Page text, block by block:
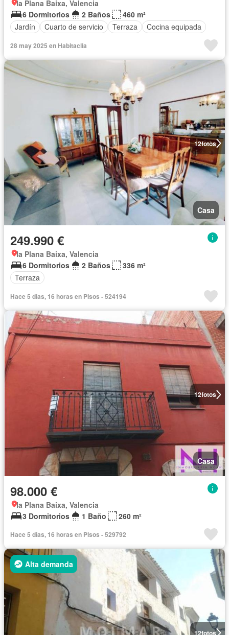
la Plana Baixa, Valencia
6 Dormitorios
2 Baños
460 m²
Jardín
Cuarto de servicio Terraza Cocina equipada
28 may 2025 en Habitaclia
12fotos
Casa
249.990 €
la Plana Baixa, Valencia
6 Dormitorios
2 Baños
336 m²
Terraza
Hace 5 días, 16 horas en Pisos - 524194
12fotos
Casa
98.000 €
la Plana Baixa, Valencia
3 Dormitorios
1 Baño 260 m²
Hace 5 días, 16 horas en Pisos - 529792
12fotos
Alta demanda